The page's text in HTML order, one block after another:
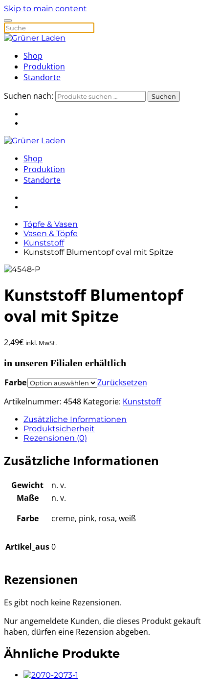
Skip to main content
Shop
Produktion
Standorte
Suchen nach:
Suchen
Shop
Produktion
Standorte
Töpfe & Vasen
Vasen & Töpfe
Kunststoff
Kunststoff Blumentopf oval mit Spitze
Kunststoff Blumentopf
oval mit Spitze
2,49€ inkl. MwSt.
in unseren Filialen erhältlich
Farbe
Zurücksetzen
Artikelnummer: 4548 Kategorie: Kunststoff
Zusätzliche Informationen
Produktsicherheit
Rezensionen (0)
Zusätzliche Informationen
Gewicht
n. v.
Maße
n. v.
Farbe
creme, pink, rosa, weiß
Artikel_aus0
Rezensionen
Es gibt noch keine Rezensionen.
Nur angemeldete Kunden, die dieses Produkt gekauft
haben, dürfen eine Rezension abgeben.
Ähnliche Produkte